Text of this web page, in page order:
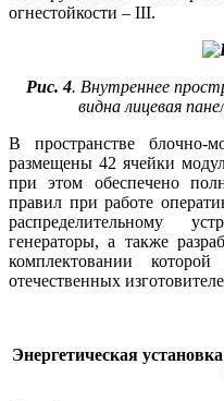
огнестойкости – III.
Рис. 4. Внутреннее
видна лицевая
В пространстве блочно-
размещены 42 ячейки
при этом обеспечено
правил при работе
распределительному
генераторы, а также
комплектовании
отечественных
Энергетическая